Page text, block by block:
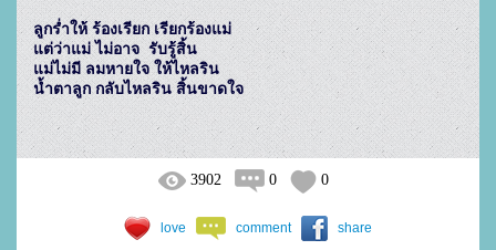
ลูกร่ำให้ ร้องเรียก เรียกร้องแม่
แต่ว่าแม่ ไม่อาจ  รับรู้สิ้น
แม่ไม่มี ลมหายใจ ให้ไหลริน
3902 0 0
love comment share